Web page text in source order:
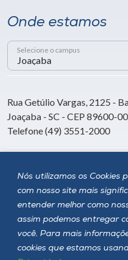
Nós utilizamos os Cookies
com nosso site mais
entender melhor como
assim podemos entregar
você. Para mais
cookies que estamos
Onde estamos
Selecione o campus
Rua Getúlio Vargas, 2125 -
Joaçaba - SC - CEP 89600-
Telefone (49) 3551-2000
Siga a Unoesc